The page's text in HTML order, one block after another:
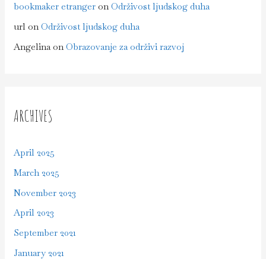
bookmaker etranger onOdrživost ljudskog duha
url onOdrživost ljudskog duha
AngelinaonObrazovanje za održivi razvoj
ARCHIVES
April 2025
March 2025
November 2023
April 2023
September 2021
January 2021